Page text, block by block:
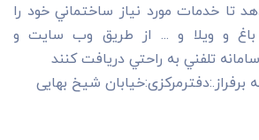
تا خدمات مورد نياز ساختماني خود را
باغ و ويلا و ... از طريق وب سايت و
تلفني به راحتي دريافت کنند
شیخ بهایی